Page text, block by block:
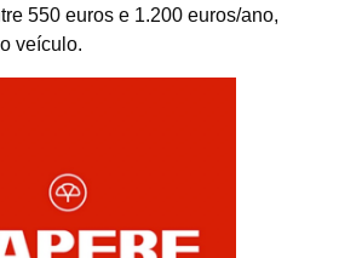
550 euros e 1.200 euros/ano,
veículo.